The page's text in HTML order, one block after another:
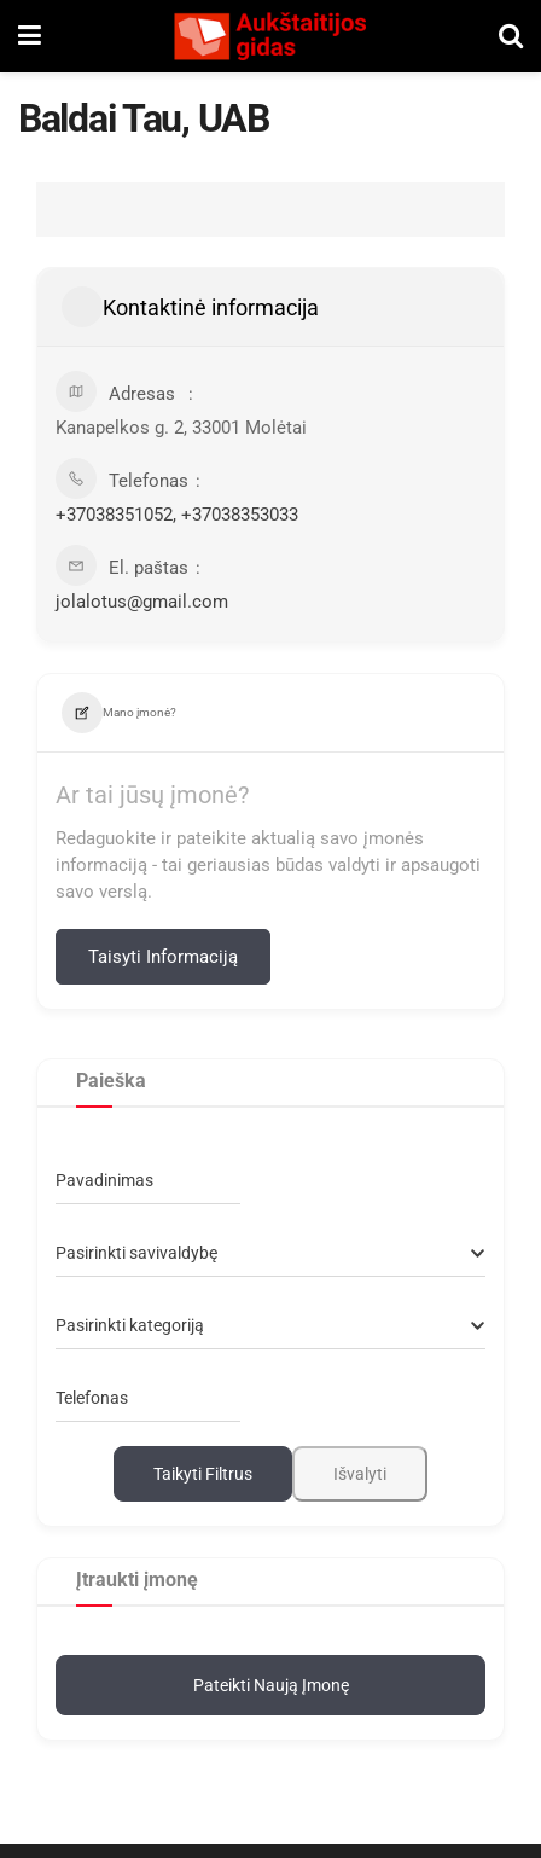
Baldai Tau, UAB
Kontaktinė informacija
Adresas
Kanapelkos g. 2, 33001 Molėtai
Telefonas
+37038351052, +37038353033
El. paštas
jolalotus@gmail.com
Mano įmonė?
Ar tai jūsų įmonė?
Redaguokite ir pateikite aktualią savo įmonės
informaciją - tai geriausias būdas valdyti ir apsaugoti
savo verslą.
Taisyti Informaciją
Paieška
Pavadinimas
Pasirinkti savivaldybę
Pasirinkti kategoriją
Telefonas
Taikyti Filtrus Išvalyti
Įtraukti įmonę
Pateikti Naują Įmonę